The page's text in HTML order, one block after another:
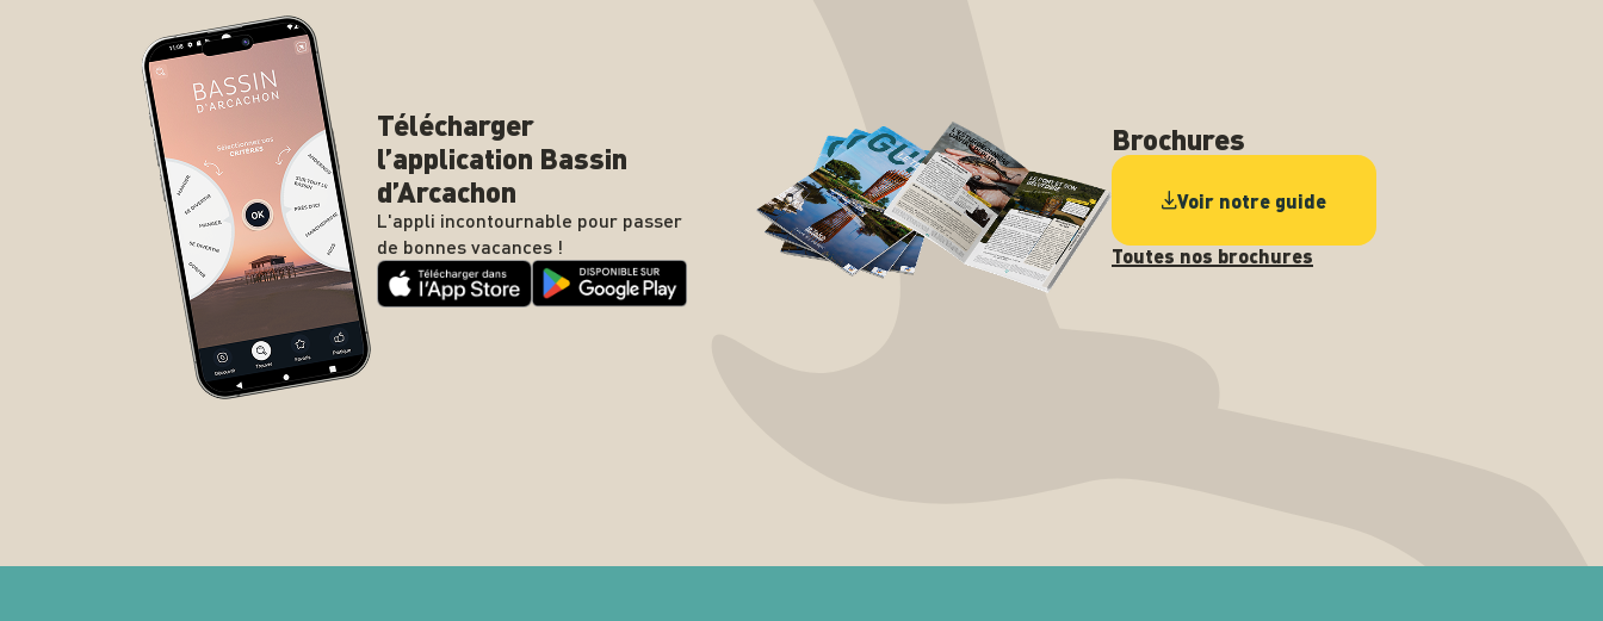
Télécharger
l’application Bassin
d’Arcachon
L'appli incontournable pour passer
de bonnes vacances !
Brochures
Voir notre guide
Toutes nos brochures